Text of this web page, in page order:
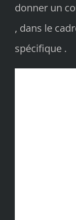
donner un
, dans le
spécifique .